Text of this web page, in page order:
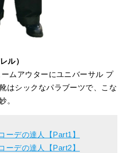
ル）
ムアウターにユニバーサル プ
はシックなパラブーツで、こな
。
ーデの達人【Part1】
ーデの達人【Part2】